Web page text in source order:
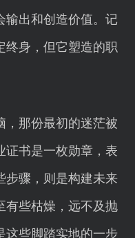
输出和创造价值。记
终身，但它塑造的职
，那份最初的迷茫被
证书是一枚勋章，表
步骤，则是构建未来
有些枯燥，远不及抛
这些脚踏实地的一步